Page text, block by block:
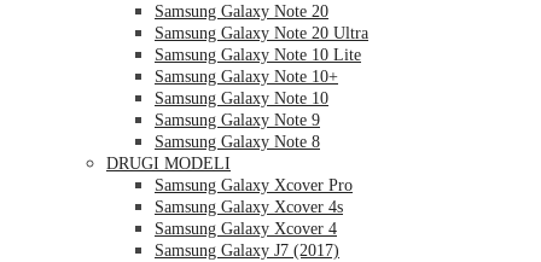
Samsung Galaxy Note 20
Samsung Galaxy Note 20 Ultra
Samsung Galaxy Note 10 Lite
Samsung Galaxy Note 10+
Samsung Galaxy Note 10
Samsung Galaxy Note 9
Samsung Galaxy Note 8
DRUGI MODELI
Samsung Galaxy Xcover Pro
Samsung Galaxy Xcover 4s
Samsung Galaxy Xcover 4
Samsung Galaxy J7 (2017)